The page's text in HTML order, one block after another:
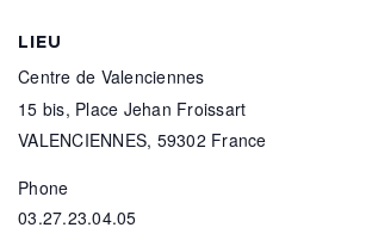
LIEU
Centre de Valenciennes
15 bis, Place Jehan Froissart
VALENCIENNES, 59302 France
Phone
03.27.23.04.05